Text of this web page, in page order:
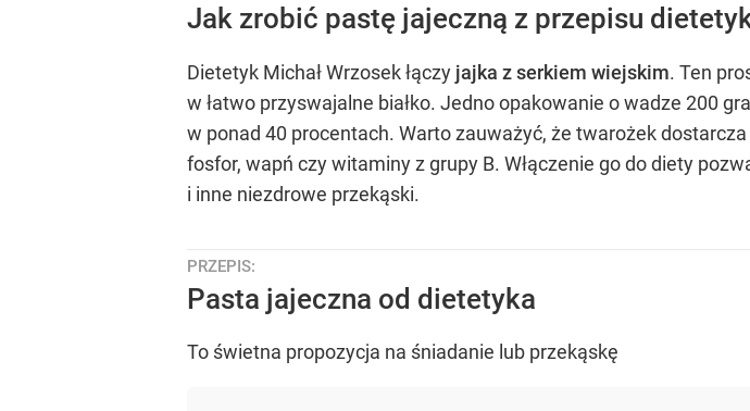
Jak zrobić pastę jajeczną z przepisu
Dietetyk Michał Wrzosek łączy jajka z serkiem wiejskim. Ten
w łatwo przyswajalne białko. Jedno opakowanie o wadze 200
w ponad 40 procentach. Warto zauważyć, że twarożek
fosfor, wapń czy witaminy z grupy B. Włączenie go do diety
i inne niezdrowe przekąski.
PRZEPIS:
Pasta jajeczna od dietetyka
To świetna propozycja na śniadanie lub przekąskę